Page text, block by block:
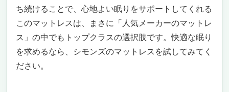
ち続けることで、心地よい眠りをサポートしてくれる
このマットレスは、まさに「人気メーカーのマットレ
ス」の中でもトップクラスの選択肢です。快適な眠り
を求めるなら、シモンズのマットレスを試してみてく
ださい。